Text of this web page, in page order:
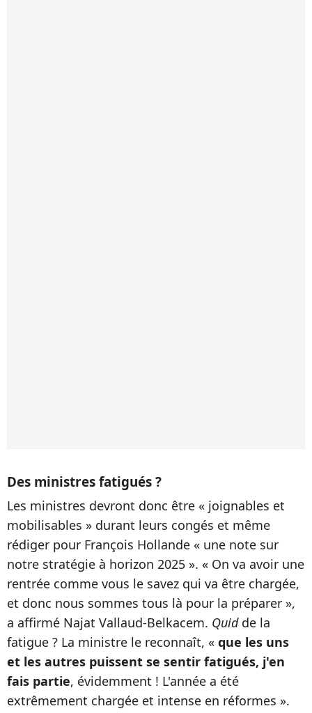
Des ministres fatigués ?
Les ministres devront donc être « joignables et
mobilisables » durant leurs congés et même
rédiger pour François Hollande « une note sur
notre stratégie à horizon 2025 ». « On va avoir une
rentrée comme vous le savez qui va être chargée,
et donc nous sommes tous là pour la préparer »,
a affirmé Najat Vallaud-Belkacem. Quidde la
fatigue ? La ministre le reconnaît, « que les uns
et les autres puissent se sentir fatigués, j'en
fais partie, évidemment ! L'année a été
extrêmement chargée et intense en réformes ».